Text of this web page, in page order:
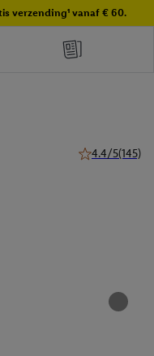
verzending¹ vanaf € 60.
4.4/5(145)